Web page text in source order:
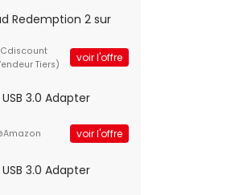
Redemption 2 sur
Tiers)
voir l'offre
3.0 Adapter
voir l'offre
3.0 Adapter